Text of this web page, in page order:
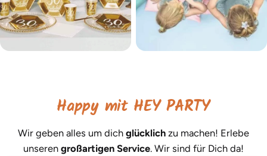
Happy mit HEY PARTY
Wir geben alles um dich glücklich zu machen! Erlebe
unseren großartigen Service. Wir sind für Dich da!